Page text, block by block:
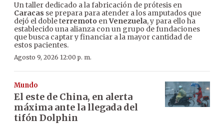
Un taller dedicado a la fabricación de prótesis en
Caracas se prepara para atender a los amputados que
dejó el doble terremoto enVenezuela, y para ello ha
establecido una alianza con un grupo de fundaciones
que busca captar y financiar a la mayor cantidad de
estos pacientes.
Agosto 9, 2026 12:00 p. m.
Mundo
El este de China, en alerta
máxima ante la llegada del
tifón Dolphin